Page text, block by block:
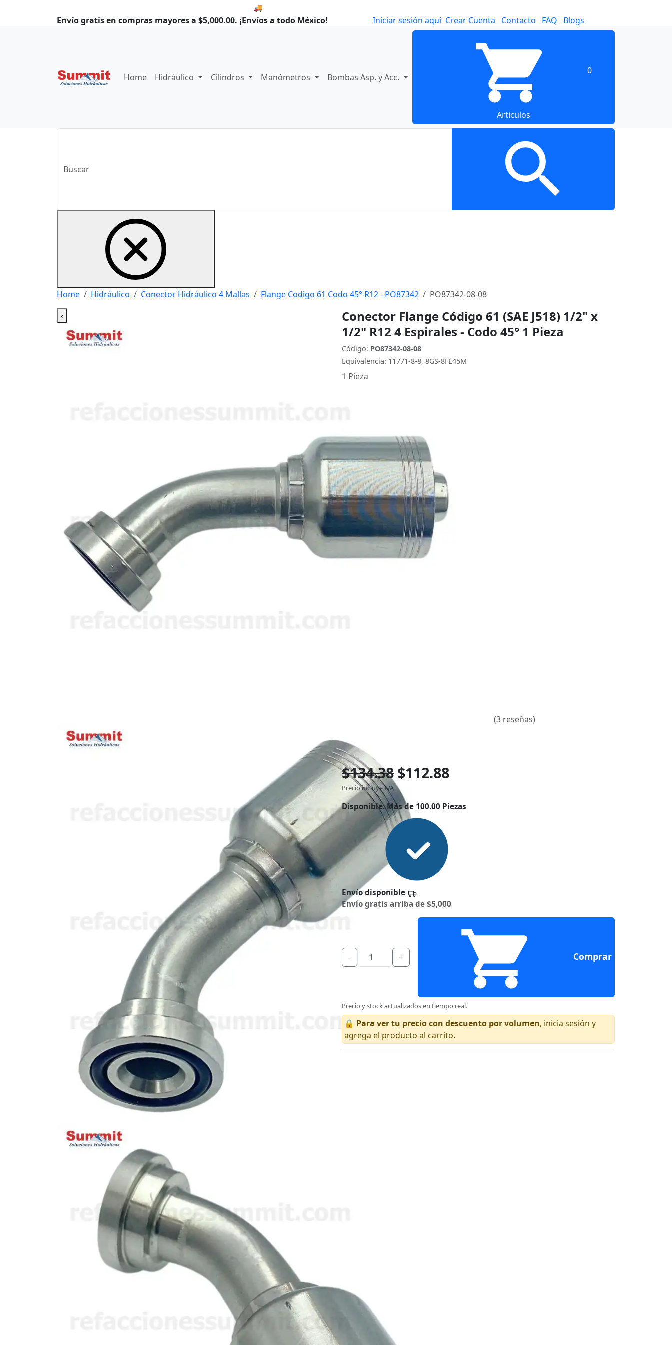
🚚 Envío el Lunes, 10 de agosto si compras hoy.
Envío gratis en compras mayores a $5,000.00. ¡Envíos a todo México! Iniciar sesión aquí Crear Cuenta Contacto FAQ Blogs
Home Hidráulico Cilindros Manómetros Bombas Asp. y Acc.
0
Articulos
Home Hidráulico Conector Hidráulico 4 Mallas Flange Codigo 61 Codo 45° R12 - PO87342
PO87342-08-08
‹
Conector Flange Código 61 (SAE J518) 1/2" x
1/2" R12 4 Espirales - Codo 45° 1 Pieza
Código: PO87342-08-08
Equivalencia: 11771-8-8, 8GS-8FL45M
1 Pieza
(3 reseñas)
$134.38 $112.88
Precio incluye IVA
Disponible:Más de 100.00 Piezas
Envío disponible
Envío gratis arriba de $5,000
- + Comprar
Precio y stock actualizados en tiempo real.
🔒 Para ver tu precio con descuento por volumen, inicia sesión y
agrega el producto al carrito.